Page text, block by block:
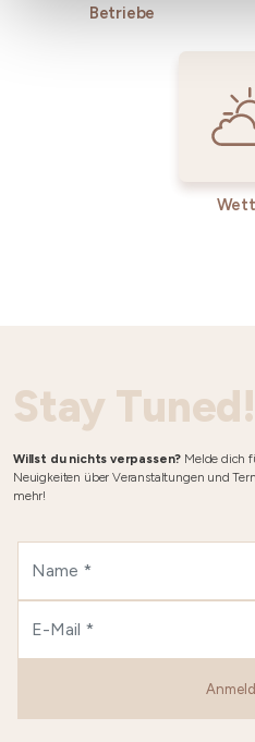
Betriebe
Stay Tuned!
Willst du nichts verpassen? Melde dich
Neuigkeiten über Veranstaltungen und
mehr!